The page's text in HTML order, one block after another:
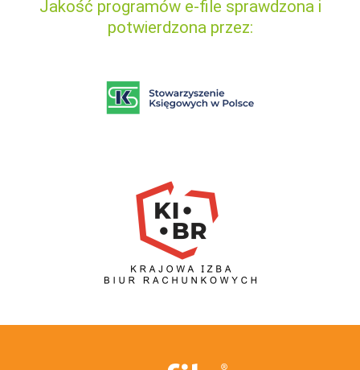
Jakość programów e-file sprawdzona i
potwierdzona przez: